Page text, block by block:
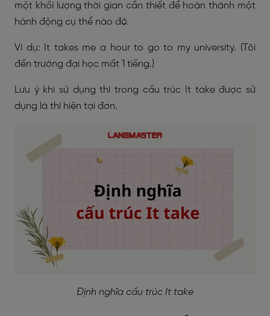
một khối lượng thời gian cần thiết để hoàn thành một
hành động cụ thể nào đó.
Ví dụ: It takes me a hour to go to my university. (Tôi
đến trường đại học mất 1 tiếng.)
Lưu ý khi sử dụng thì trong cấu trúc It take được sử
dụng là thì hiện tại đơn.
Định nghĩa cấu trúc It take